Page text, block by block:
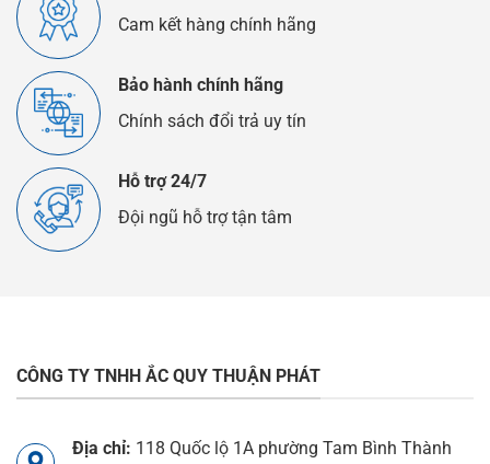
Cam kết hàng chính hãng
Bảo hành chính hãng
Chính sách đổi trả uy tín
Hỗ trợ 24/7
Đội ngũ hỗ trợ tận tâm
CÔNG TY TNHH ẮC QUY THUẬN PHÁT
Địa chỉ: 118 Quốc lộ 1A phường Tam Bình Thành